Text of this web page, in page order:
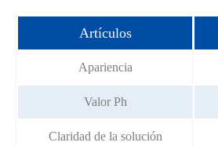
Artículos
Apariencia
Valor Ph
Claridad de la solución